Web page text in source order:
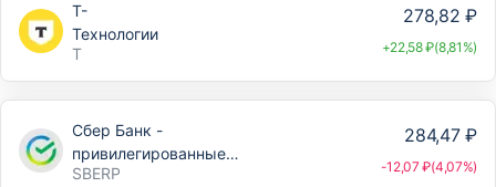
Т-
Технологии
T
278,82 ₽
+22,58 ₽(8,81%)
Сбер Банк -
привилегированные
акции
SBERP
284,47 ₽
-12,07 ₽(4,07%)